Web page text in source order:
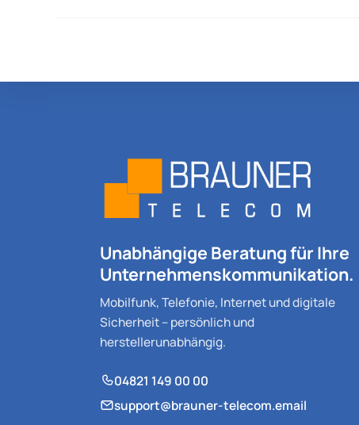
Unabhängige Beratung für Ihre
Unternehmenskommunikation.
Mobilfunk, Telefonie, Internet und digitale
Sicherheit – persönlich und
herstellerunabhängig.
04821 149 00 00
support@brauner-telecom.email